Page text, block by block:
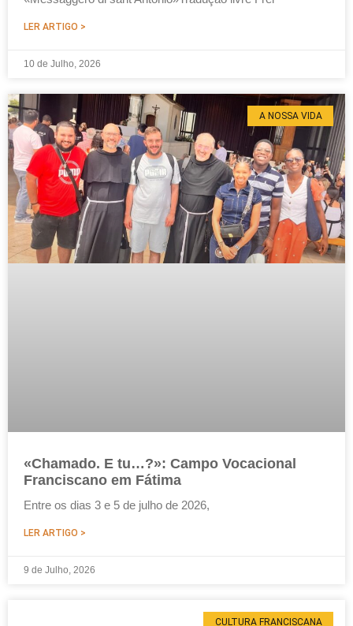
LER ARTIGO >
10 de Julho, 2026
A NOSSA VIDA
«Chamado. E tu…?»: Campo Vocacional
Franciscano em Fátima
Entre os dias 3 e 5 de julho de 2026,
LER ARTIGO >
9 de Julho, 2026
CULTURA FRANCISCANA